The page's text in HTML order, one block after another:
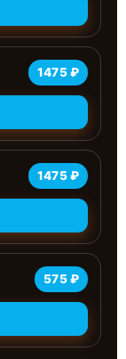
1475 ₽
1475 ₽
575 ₽